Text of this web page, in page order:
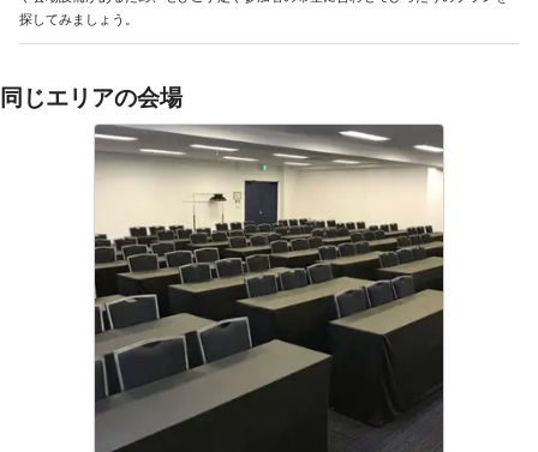
探してみましょう。
同じエリアの会場